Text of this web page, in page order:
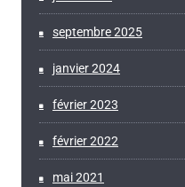
septembre 2025
janvier 2024
février 2023
février 2022
mai 2021